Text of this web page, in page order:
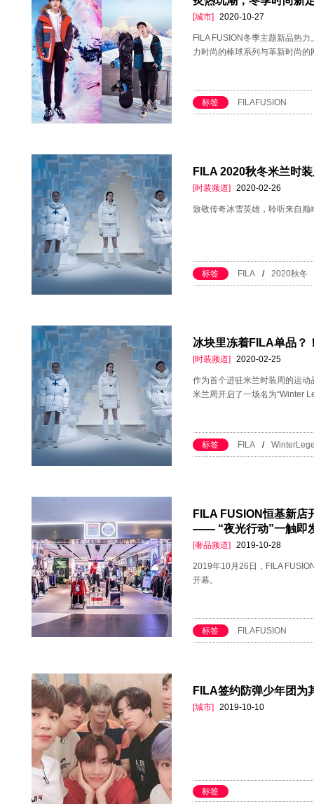
[城市] 2020-10-27
FILA FUSION冬季主题新品热
力时尚的棒球系列与革新时尚
标签 FILAFUSION
FILA 2020秋冬米兰时
[时装频道] 2020-02-26
致敬传奇冰雪英雄，聆听来自巅
标签 FILA / 2020秋冬
冰块里冻着FILA单品？
[时装频道] 2020-02-25
作为首个进驻米兰时装周的运
米兰周开启了一场名为“Winter
标签 FILA /
FILA FUSION恒基新店
—— “夜光行动”一触即
[奢品频道] 2019-10-28
2019年10月26日，FILA
开幕。
标签 FILAFUSION
FILA签约防弹少年团为
[城市] 2019-10-10
标签